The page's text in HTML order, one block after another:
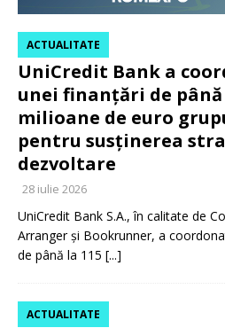
UniCredit Bank a
unei finanțări de până
milioane de euro
pentru susținerea
dezvoltare
ACTUALITATE
28 iulie 2026
UniCredit Bank S.A., în calitate de
Arranger și Bookrunner, a
de până la 115 [...]
ACTUALITATE